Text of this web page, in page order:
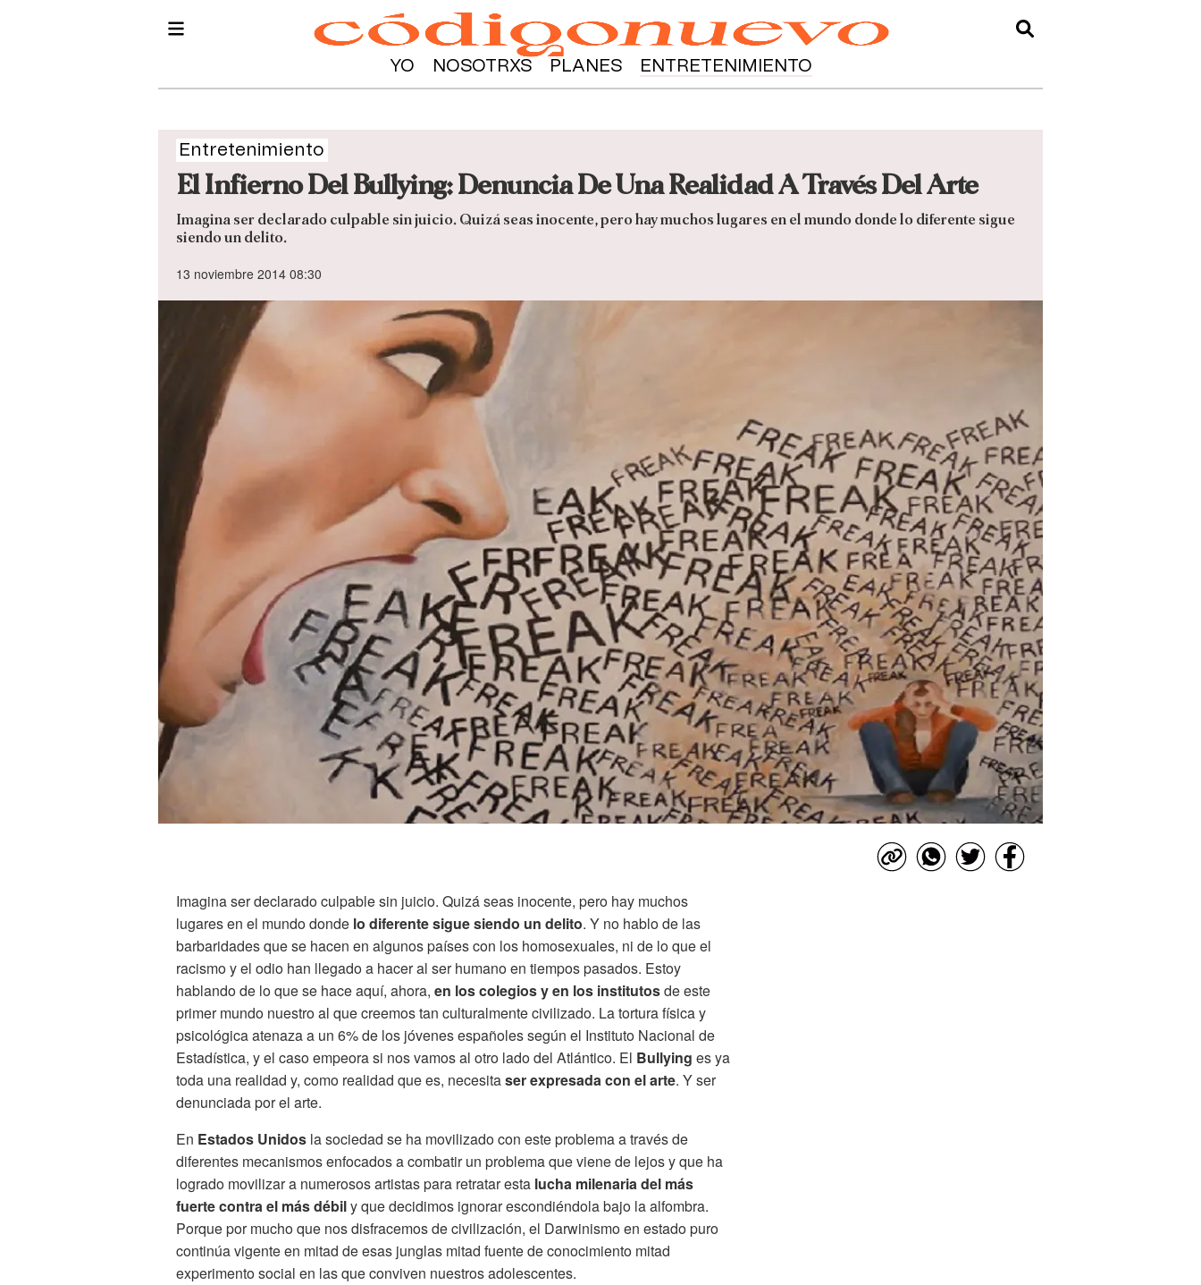
YO NOSOTRXS PLANES ENTRETENIMIENTO
Entretenimiento
El Infierno Del Bullying: Denuncia De Una Realidad A Través Del Arte
Imagina ser declarado culpable sin juicio. Quizá seas inocente, pero hay muchos lugares en el mundo donde lo diferente sigue
siendo un delito.
13 noviembre 2014 08:30
Imagina ser declarado culpable sin juicio. Quizá seas inocente, pero hay muchos
lugares en el mundo donde lo diferente sigue siendo un delito. Y no hablo de las
barbaridades que se hacen en algunos países con los homosexuales, ni de lo que el
racismo y el odio han llegado a hacer al ser humano en tiempos pasados. Estoy
hablando de lo que se hace aquí, ahora, en los colegios y en los institutosde este
primer mundo nuestro al que creemos tan culturalmente civilizado. La tortura física y
psicológica atenaza a un 6% de los jóvenes españoles según el Instituto Nacional de
Estadística, y el caso empeora si nos vamos al otro lado del Atlántico. El Bullying es ya
toda una realidad y, como realidad que es, necesitaser expresada con el arte. Y ser
denunciada por el arte.
En Estados Unidos la sociedad se ha movilizado con este problema a través de
diferentes mecanismos enfocados a combatir un problema que viene de lejos y que ha
logrado movilizar a numerosos artistas para retratar esta lucha milenaria del más
fuerte contra el más débily que decidimos ignorar escondiéndola bajo la alfombra.
Porque por mucho que nos disfracemos de civilización, el Darwinismo en estado puro
continúa vigente en mitad de esas junglas mitad fuente de conocimiento mitad
experimento social en las que conviven nuestros adolescentes.